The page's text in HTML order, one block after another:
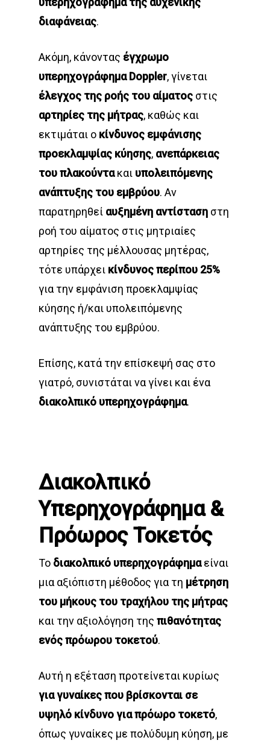
διαφάνειας.
Ακόμη, κάνοντας έγχρωμο
υπερηχογράφημα Doppler, γίνεται
έλεγχος της ροής του αίματος στις
αρτηρίες της μήτρας, καθώς και
εκτιμάται ο κίνδυνος εμφάνισης
προεκλαμψίας κύησης, ανεπάρκειας
του πλακούντακαι υπολειπόμενης
ανάπτυξης του εμβρύου. Αν
παρατηρηθεί αυξημένη αντίσταση στη
ροή του αίματος στις μητριαίες
αρτηρίες της μέλλουσας μητέρας,
τότε υπάρχει κίνδυνος περίπου 25%
για την εμφάνιση προεκλαμψίας
κύησης ή/και υπολειπόμενης
ανάπτυξης του εμβρύου.
Επίσης, κατά την επίσκεψή σας στο
γιατρό, συνιστάται να γίνει και ένα
διακολπικό υπερηχογράφημα.
Διακολπικό
Υπερηχογράφημα &
Πρόωρος Τοκετός
Το διακολπικό υπερηχογράφημαείναι
μια αξιόπιστη μέθοδος για τη μέτρηση
του μήκους του τραχήλου της μήτρας
και την αξιολόγηση της πιθανότητας
ενός πρόωρου τοκετού.
Αυτή η εξέταση προτείνεται κυρίως
για γυναίκες που βρίσκονται σε
υψηλό κίνδυνο για πρόωρο τοκετό,
όπως γυναίκες με πολύδυμη κύηση, με